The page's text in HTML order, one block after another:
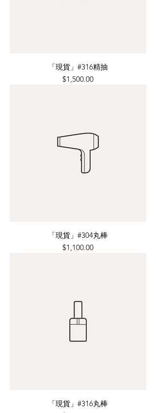
「現貨」#316精抽
價格
$1,500.00
「現貨」#304丸棒
價格
$1,100.00
「現貨」#316丸棒